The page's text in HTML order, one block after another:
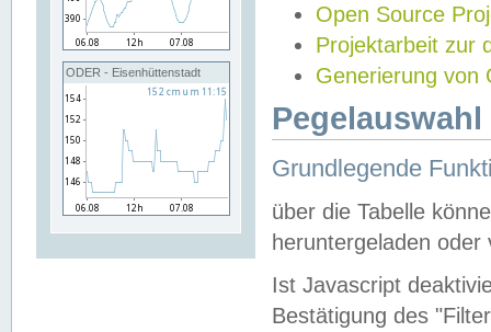
ODER - Eisenhüttenstadt
Open Source
Projektarbeit zur
Generierung von
Grundlegende
über die Tabelle
heruntergeladen oder
Ist Javascript
Bestätigung des